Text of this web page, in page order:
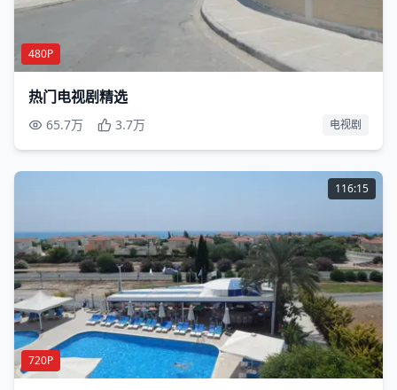
480P
热门电视剧精选
65.7万 3.7万 电视剧
116:15
720P